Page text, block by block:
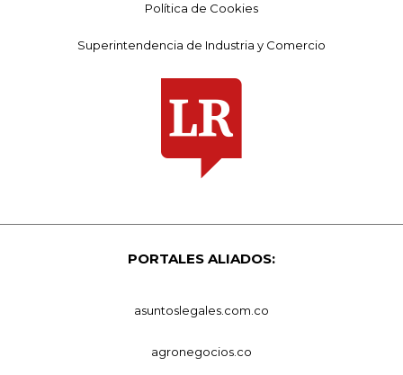
Política de Cookies
Superintendencia de Industria y Comercio
PORTALES ALIADOS:
asuntoslegales.com.co
agronegocios.co